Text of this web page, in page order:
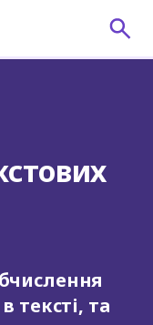
тексті, та